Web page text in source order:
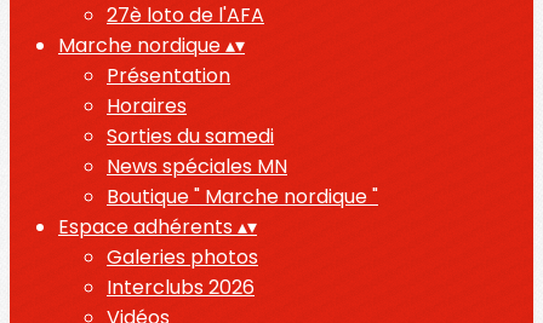
27è loto de l'AFA
Marche nordique▴▾
Présentation
Horaires
Sorties du samedi
News spéciales MN
Boutique " Marche nordique "
Espace adhérents▴▾
Galeries photos
Interclubs 2026